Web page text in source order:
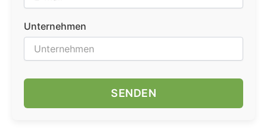
Unternehmen
SENDEN